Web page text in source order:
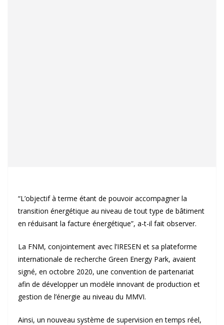
“L’objectif à terme étant de pouvoir accompagner la
transition énergétique au niveau de tout type de bâtiment
en réduisant la facture énergétique”, a-t-il fait observer.
La FNM, conjointement avec l’IRESEN et sa plateforme
internationale de recherche Green Energy Park, avaient
signé, en octobre 2020, une convention de partenariat
afin de développer un modèle innovant de production et
gestion de l’énergie au niveau du MMVI.
Ainsi, un nouveau système de supervision en temps réel,